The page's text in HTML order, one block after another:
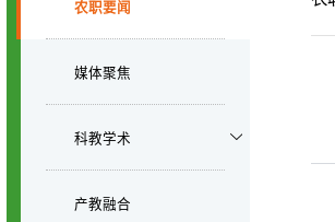
农职要闻
媒体聚焦
科教学术
产教融合